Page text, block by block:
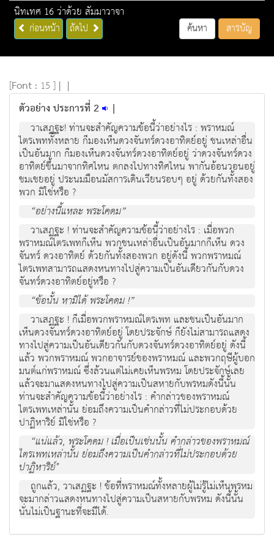
นิทเทศ 16 ว่าด้วย สัมมาวาจา
ก่อนหน้า ถัดไป ค้นหา สารบัญ
[Font : 15 ] | |
ตัวอย่าง ประการที่ 2 |
วาเสฏฐะ! ท่านจะสำคัญความข้อนี้ว่าอย่างไร : พราหมณ์
ไตรเพททั้งหลาย ก็มองเห็นดวงจันทร์ดวงอาทิตย์อยู่ ชนเหล่าอื่น
เป็นอันมาก ก็มองเห็นดวงจันทร์ดวงอาทิตย์อยู่ ว่าดวงจันทร์ดวง
อาทิตย์ขึ้นมาจากทิศไหน ตกลงไปทางทิศไหน พากันอ้อนวอนอยู่
ชมเชยอยู่ ประนมมือนมัสการเดินเวียนรอบๆ อยู่ ด้วยกันทั้งสอง
พวก มิใช่หรือ ?
“อย่างนี้แหละ พระโคดม”
วาเสฏฐะ ! ท่านจะสำคัญความข้อนี้ว่าอย่างไร : เมื่อพวก
พราหมณ์ไตรเพทก็เห็น พวกชนเหล่าอื่นเป็นอันมากก็เห็น ดวง
จันทร์ ดวงอาทิตย์ ด้วยกันทั้งสองพวก อยู่ดังนี้ พวกพราหมณ์
ไตรเพทสามารถแสดงหนทางไปสู่ความเป็นอันเดียวกันกับดวง
จันทร์ดวงอาทิตย์อยู่หรือ ?
“ข้อนั้น หามิได้ พระโคดม !”
วาเสฏฐะ ! ก็เมื่อพวกพราหมณ์ไตรเพท และชนเป็นอันมาก
เห็นดวงจันทร์ดวงอาทิตย์อยู่ โดยประจักษ์ ก็ยังไม่สามารถแสดง
ทางไปสู่ความเป็นอันเดียวกันกับดวงจันทร์ดวงอาทิตย์อยู่ ดังนี้
แล้ว พวกพราหมณ์ พวกอาจารย์ของพราหมณ์ และพวกฤษีผู้บอก
มนต์แก่พราหมณ์ ซึ่งล้วนแต่ไม่เคยเห็นพรหม โดยประจักษ์เลย
แล้วจะมาแสดงหนทางไปสู่ความเป็นสหายกับพรหมดังนี้นั้น
ท่านจะสำคัญความข้อนี้ว่าอย่างไร : คำกล่าวของพราหมณ์
ไตรเพทเหล่านั้น ย่อมถึงความเป็นคำกล่าวที่ไม่ประกอบด้วย
ปาฏิหาริย์ มิใช่หรือ ?
“แน่แล้ว, พระโคดม ! เมื่อเป็นเช่นนั้น คำกล่าวของพราหมณ์
ไตรเพทเหล่านั้น ย่อมถึงความเป็นคำกล่าวที่ไม่ประกอบด้วย
ปาฏิหาริย์"
ถูกแล้ว, วาเสฏฐะ ! ข้อที่พราหมณ์ทั้งหลายผู้ไม่รู้ไม่เห็นพรหม
จะมากล่าวแสดงหนทางไปสู่ความเป็นสหายกับพรหม ดังนี้นั้น
นั่นไม่เป็นฐานะที่จะมีได้.